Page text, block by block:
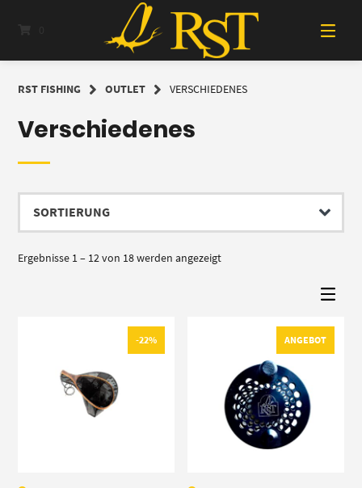
RST FISHING OUTLET VERSCHIEDENES
Verschiedenes
Ergebnisse 1 – 12 von 18 werden angezeigt
-22% ANGEBOT